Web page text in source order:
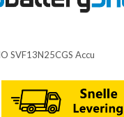
SVF13N25CGS Accu